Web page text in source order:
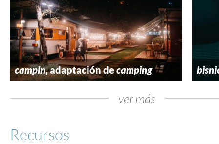
campin, adaptación decamping
ver más
Recursos